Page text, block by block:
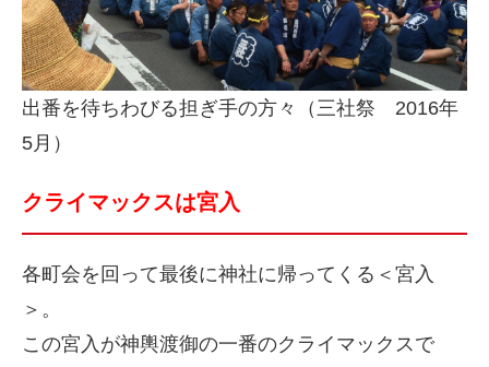
出番を待ちわびる担ぎ手の方々（三社祭 2016年
5月）
クライマックスは宮入
各町会を回って最後に神社に帰ってくる＜宮入
＞。
この宮入が神輿渡御の一番のクライマックスで